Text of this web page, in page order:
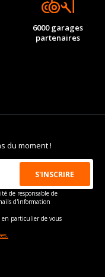
6000 garages
partenaires
du moment !
de responsable de
d'information
en particulier de vous